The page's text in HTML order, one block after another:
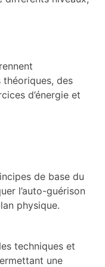
théoriques, des
d’énergie et
de base du
l’auto-guérison
physique.
techniques et
une